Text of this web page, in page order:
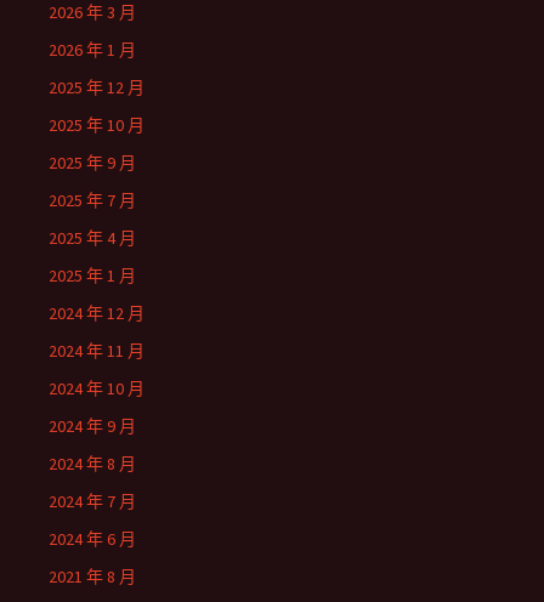
2026 年 3 月
2026 年 1 月
2025 年 12 月
2025 年 10 月
2025 年 9 月
2025 年 7 月
2025 年 4 月
2025 年 1 月
2024 年 12 月
2024 年 11 月
2024 年 10 月
2024 年 9 月
2024 年 8 月
2024 年 7 月
2024 年 6 月
2021 年 8 月